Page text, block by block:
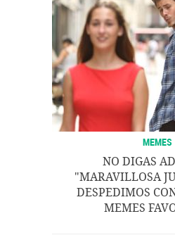
MEMES
NO DIGAS
"MARAVILLOSA
DESPEDIMOS
MEMES